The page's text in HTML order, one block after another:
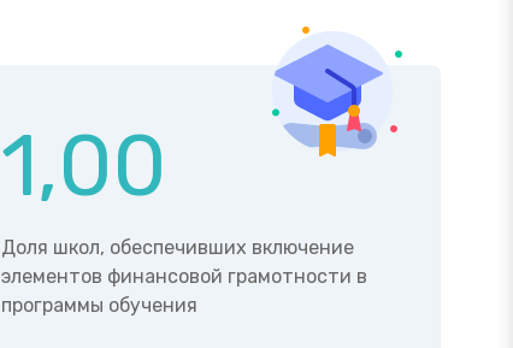
1,00
Доля школ, обеспечивших включение
элементов финансовой грамотности в
программы обучения